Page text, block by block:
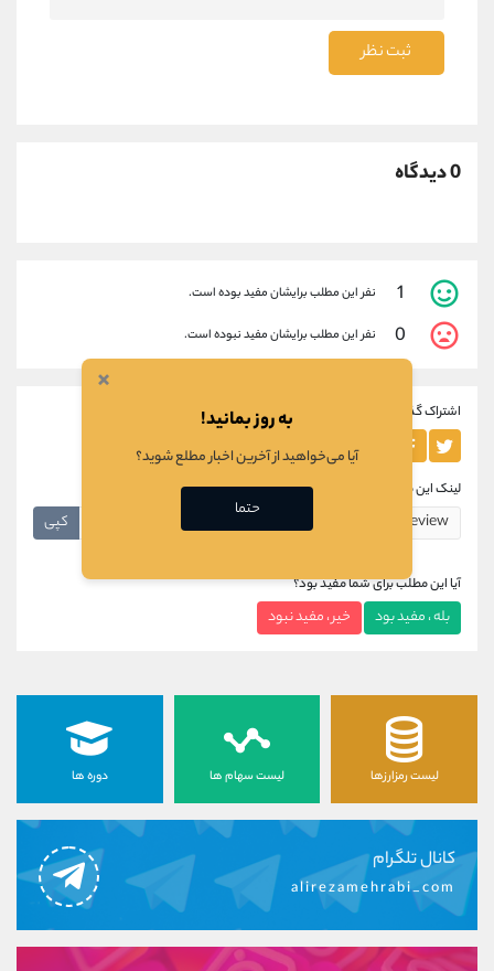
ثبت نظر
0 دیدگاه
1 نفر این مطلب برایشان مفید بوده است.
0 نفر این مطلب برایشان مفید نبوده است.
اشتراک گذاری این مطلب
لینک این مطلب
کپی
آیا این مطلب برای شما مفید بود؟
بله ، مفید بود خیر ، مفید نبود
لیست رمزارزها لیست سهام ها دوره ها
کانال تلگرام
alirezamehrabi_com
×
به روز بمانید!
آیا می‌خواهید از آخرین اخبار مطلع شوید؟
حتما